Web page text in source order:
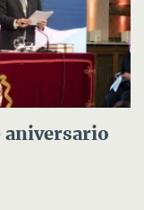
aniversario